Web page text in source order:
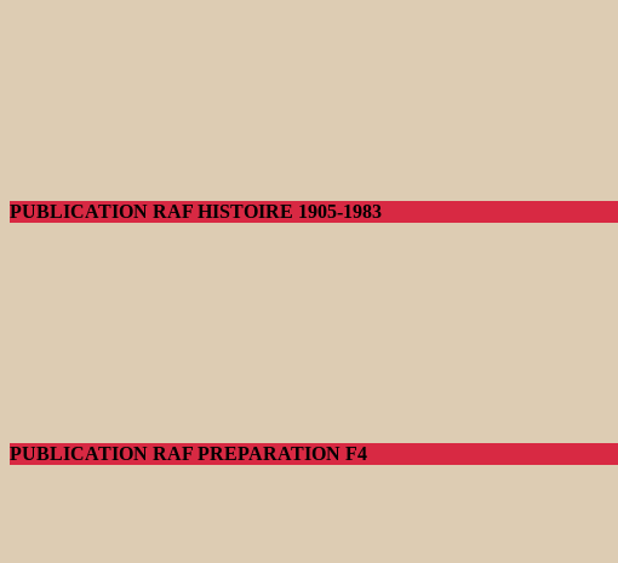
PUBLICATION RAF HISTOIRE 1905-1983
PUBLICATION RAF PREPARATION F4